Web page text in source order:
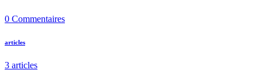
0 Commentaires
articles
3 articles